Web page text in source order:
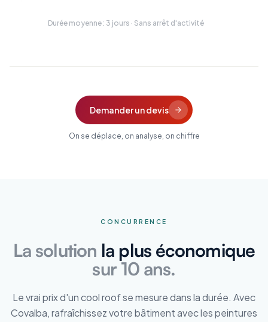
Durée moyenne : 3 jours · Sans arrêt d'activité
Demander un devis
On se déplace, on analyse, on chiffre
CONCURRENCE
La solution la plus économique
sur 10 ans.
Le vrai prix d'un cool roof se mesure dans la durée. Avec
Covalba, rafraîchissez votre bâtiment avec les peintures